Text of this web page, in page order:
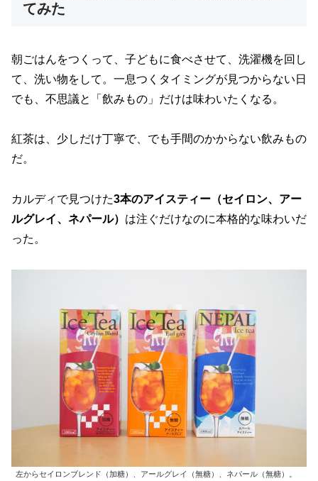
てみた
朝ごはんをつくって、子どもに食べさせて、洗濯機を回し
て、洗い物をして。一息つくタイミングが見つからない日
でも、不思議と「飲みもの」だけは味わいたくなる。
紅茶は、少しだけ丁寧で、でも手間のかからない飲みもの
だ。
カルディで見つけた3本のアイスティー（セイロン、アー
ルグレイ、ネパール） は注ぐだけなのに本格的な味わいだ
った。
左からセイロンブレンド（加糖）、アールグレイ（無糖）、ネパール（無糖）。